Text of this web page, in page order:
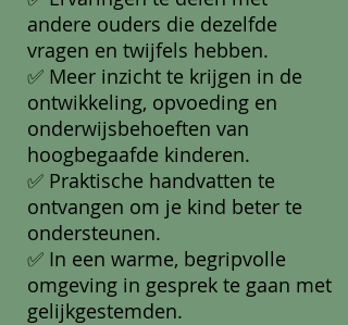
andere ouders die dezelfde
vragen en twijfels hebben.
✅ Meer inzicht te krijgen in de
ontwikkeling, opvoeding en
onderwijsbehoeften van
hoogbegaafde kinderen.
✅ Praktische handvatten te
ontvangen om je kind beter te
ondersteunen.
✅ In een warme, begripvolle
omgeving in gesprek te gaan met
gelijkgestemden.